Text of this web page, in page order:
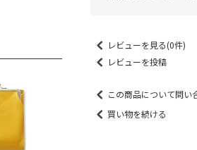
レビューを見る(0件)
レビューを投稿
この商品について問い
買い物を続ける